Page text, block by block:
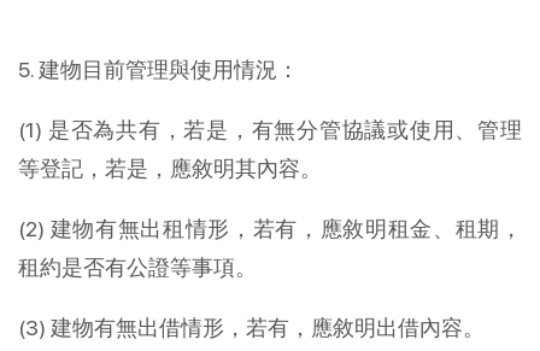
5. 建物目前管理與使用情況：
(1) 是否為共有，若是，有無分管協議或使用、管理
等登記，若是，應敘明其內容。
(2) 建物有無出租情形，若有，應敘明租金、租期，
租約是否有公證等事項。
(3) 建物有無出借情形，若有，應敘明出借內容。